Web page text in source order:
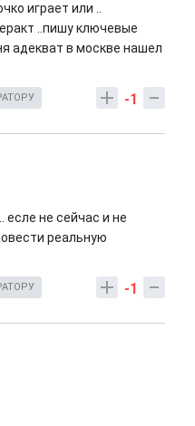
играет или ..
..пишу ключевые
адекват в москве нашел
-1
не сейчас и не
реальную
-1